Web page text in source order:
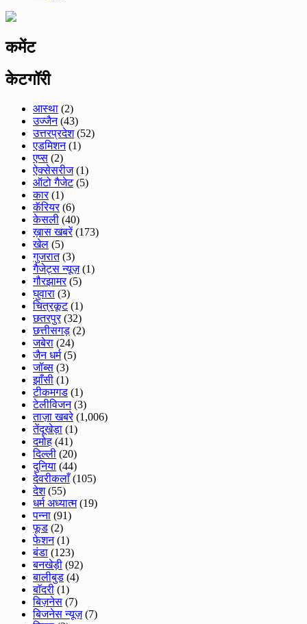
कमेंट
केटगॉरी
आस्था (2)
उज्जैन(43)
उत्तरप्रदेश(52)
एडमिशन(1)
एप्स (2)
ऐक्सेसरीज(1)
ऑटो गैजेट(5)
कार(1)
कॅरियर(6)
केसली (40)
ख़ास खबरें(173)
खेल (5)
गुजरात(3)
गैजेट्स न्यूज़(1)
गौरझामर(5)
घुवारा (3)
चित्रकूट(1)
छतरपुर(32)
छत्तीसगड़ (2)
जबेरा (24)
जैन धर्म(5)
जॉब्स (3)
झाँसी (1)
टीकमगड (1)
टेलीविजन(3)
ताज़ा खबरे(1,006)
तेंदूखेड़ा (1)
दमोह (41)
दिल्ली (20)
दुनिया (44)
देवरीकलाँ(105)
देश(55)
धर्म अध्यात्म(19)
पन्ना (91)
फूड (2)
फेशन(1)
बंडा (123)
बनखेड़ी (92)
बालीबुड (4)
बाॅदरी (1)
बिज़नेस (7)
बिजनेस न्यूज़(7)